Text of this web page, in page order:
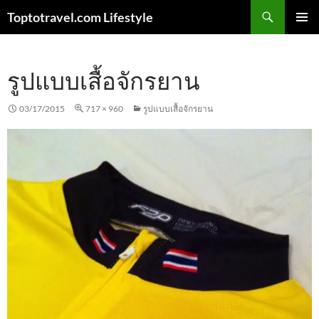
Toptotravel.com Lifestyle
รูปแบบเสื้อจักรยาน
03/17/2015 717 × 960 รูปแบบเสื้อจักรยาน